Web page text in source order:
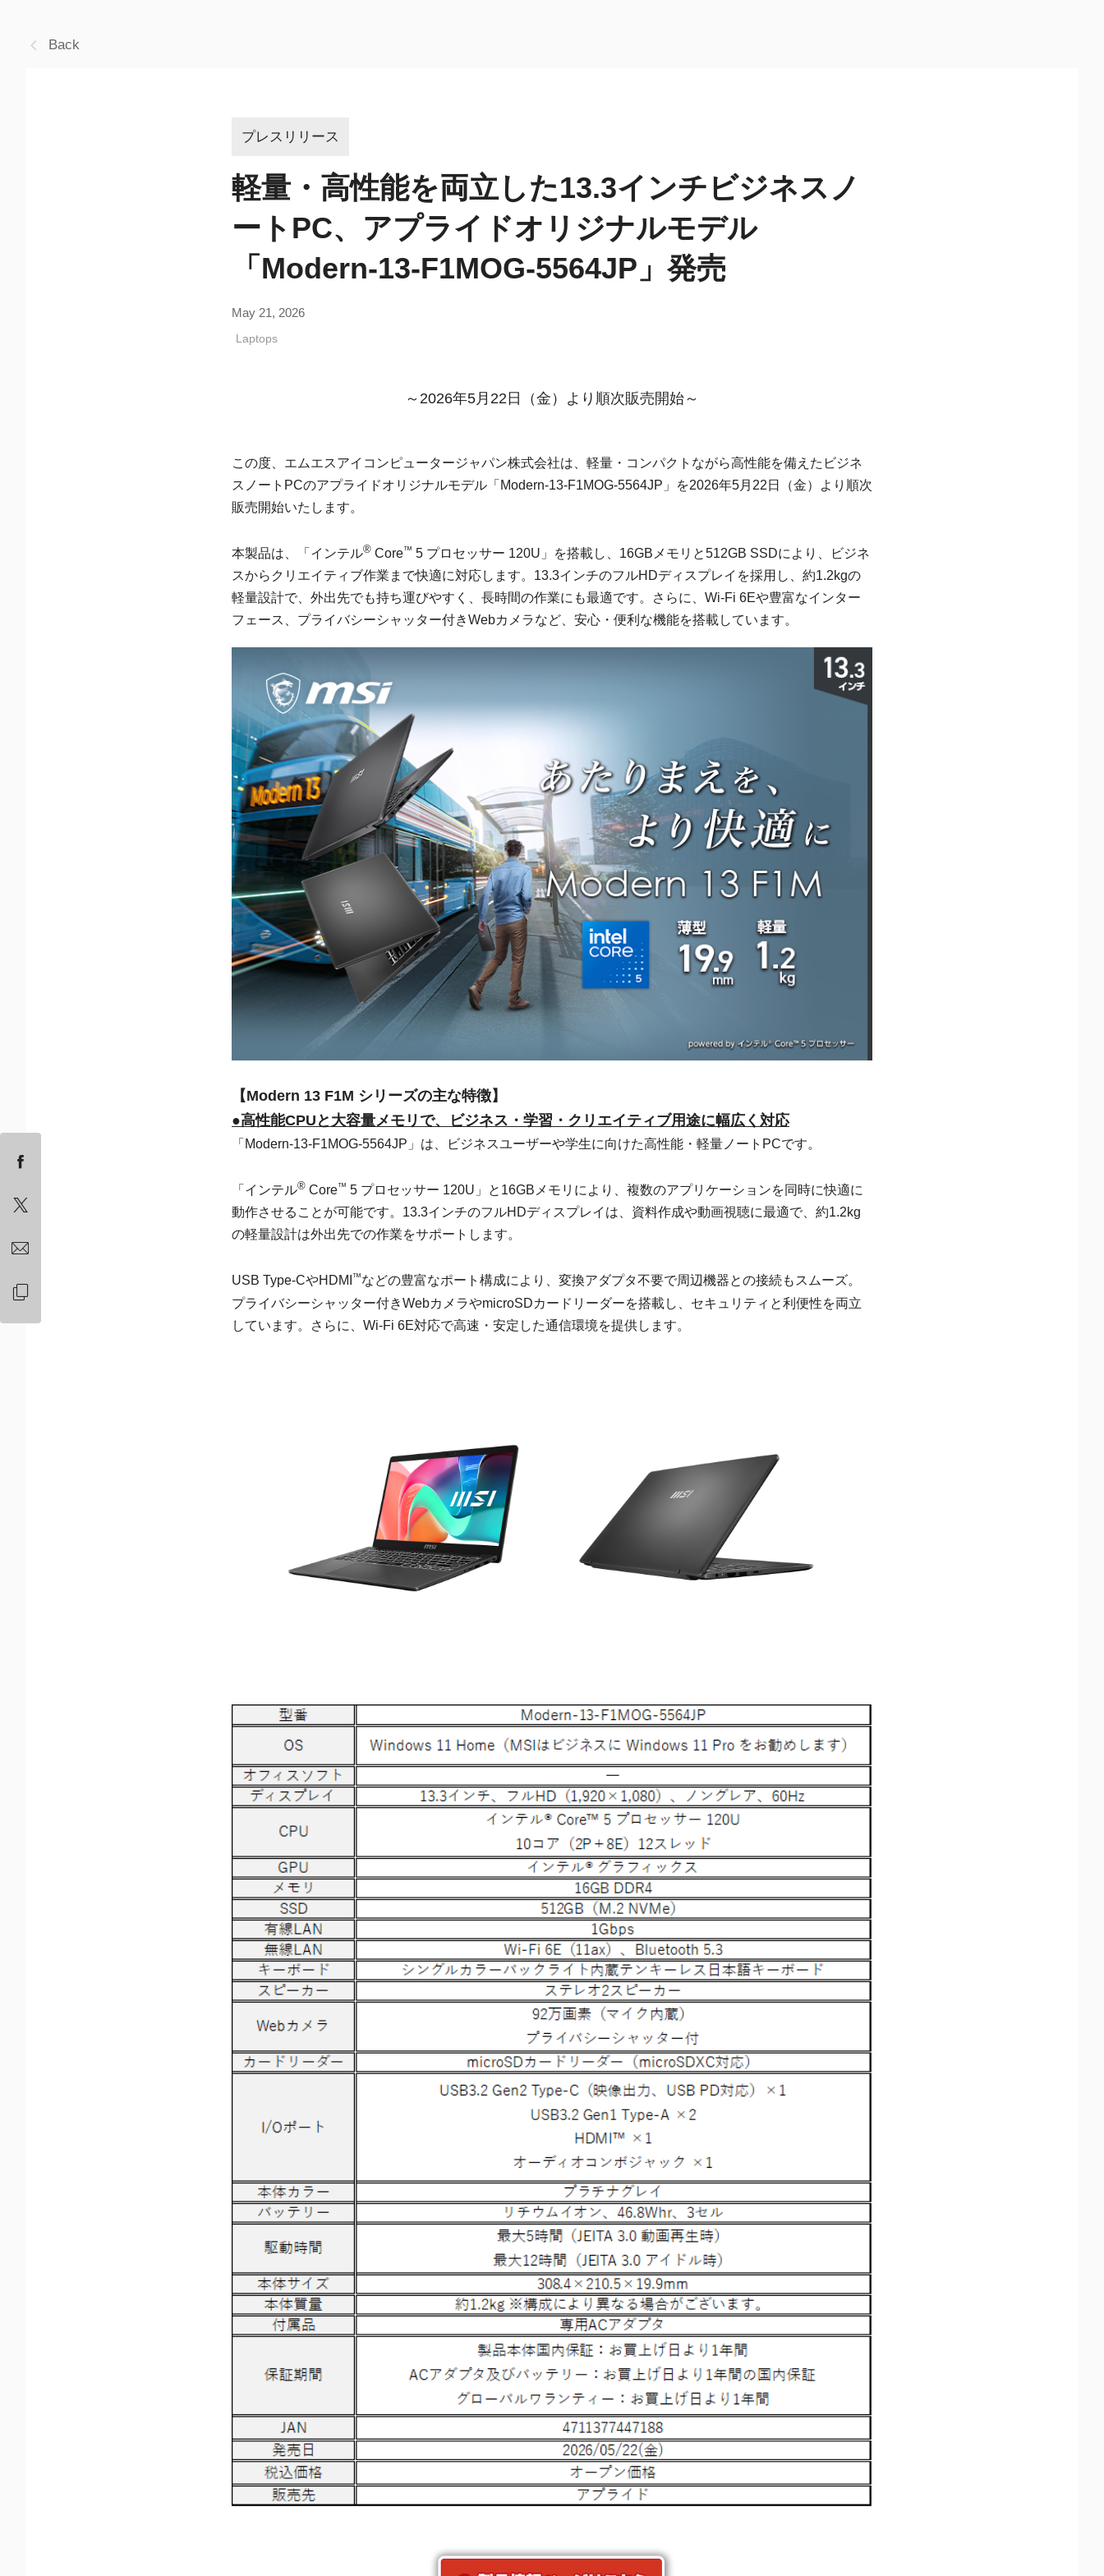
Back
プレスリリース
軽量・高性能を両立した13.3インチビジネスノ
ートPC、アプライドオリジナルモデル
「Modern-13-F1MOG-5564JP」発売
May 21, 2026
Laptops
～2026年5月22日（金）より順次販売開始～
この度、エムエスアイコンピュータージャパン株式会社は、軽量・コンパクトながら高性能を備えたビジネ
スノートPCのアプライドオリジナルモデル「Modern-13-F1MOG-5564JP」を2026年5月22日（金）より順次
販売開始いたします。
本製品は、「インテル® Core™ 5 プロセッサー 120U」を搭載し、16GBメモリと512GB SSDにより、ビジネ
スからクリエイティブ作業まで快適に対応します。13.3インチのフルHDディスプレイを採用し、約1.2kgの
軽量設計で、外出先でも持ち運びやすく、長時間の作業にも最適です。さらに、Wi-Fi 6Eや豊富なインター
フェース、プライバシーシャッター付きWebカメラなど、安心・便利な機能を搭載しています。
【Modern 13 F1M シリーズの主な特徴】
●高性能CPUと大容量メモリで、ビジネス・学習・クリエイティブ用途に幅広く対応
「Modern-13-F1MOG-5564JP」は、ビジネスユーザーや学生に向けた高性能・軽量ノートPCです。
「インテル® Core™ 5 プロセッサー 120U」と16GBメモリにより、複数のアプリケーションを同時に快適に
動作させることが可能です。13.3インチのフルHDディスプレイは、資料作成や動画視聴に最適で、約1.2kg
の軽量設計は外出先での作業をサポートします。
USB Type-CやHDMI ™などの豊富なポート構成により、変換アダプタ不要で周辺機器との接続もスムーズ。
プライバシーシャッター付きWebカメラやmicroSDカードリーダーを搭載し、セキュリティと利便性を両立
しています。さらに、Wi-Fi 6E対応で高速・安定した通信環境を提供します。